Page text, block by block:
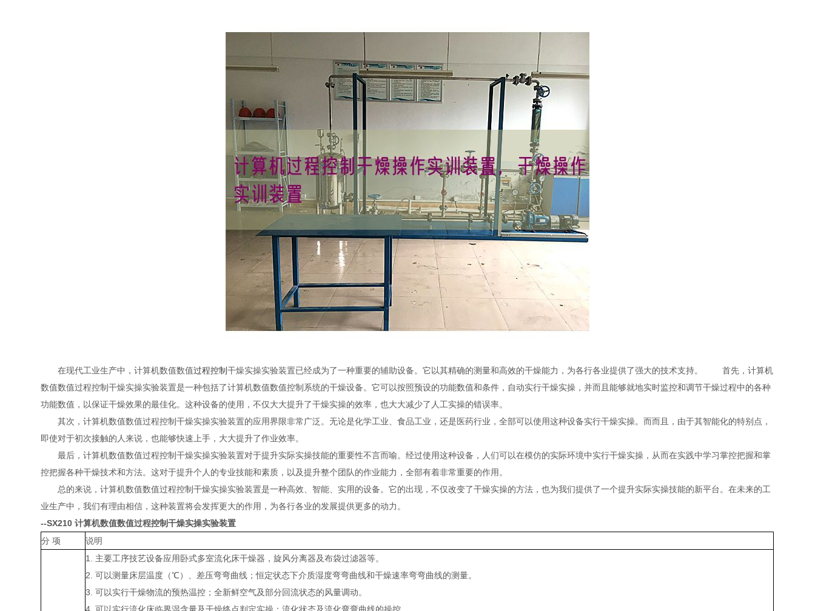
在现代工业生产中，计算机数值数值过程控制干燥实操实验装置已经成为了一种重要的辅助设备。它以其精确的测量和高效的干燥能力，为各行各业提供了强大的技术支持。
首先，计算机
数值数值过程控制干燥实操实验装置是一种包括了计算机数值数值控制系统的干燥设备。它可以按照预设的功能数值和条件，自动实行干燥实操，并而且能够就地实时监控和调节干燥过程中的各种
功能数值，以保证干燥效果的最佳化。这种设备的使用，不仅大大提升了干燥实操的效率，也大大减少了人工实操的错误率。
其次，计算机数值数值过程控制干燥实操实验装置的应用界限非常广泛。无论是化学工业、食品工业，还是医药行业，全部可以使用这种设备实行干燥实操。而而且，由于其智能化的特别点，
即使对于初次接触的人来说，也能够快速上手，大大提升了作业效率。
最后，计算机数值数值过程控制干燥实操实验装置对于提升实际实操技能的重要性不言而喻。经过使用这种设备，人们可以在模仿的实际环境中实行干燥实操，从而在实践中学习掌控把握和掌
控把握各种干燥技术和方法。这对于提升个人的专业技能和素质，以及提升整个团队的作业能力，全部有着非常重要的作用。
总的来说，计算机数值数值过程控制干燥实操实验装置是一种高效、智能、实用的设备。它的出现，不仅改变了干燥实操的方法，也为我们提供了一个提升实际实操技能的新平台。在未来的工
业生产中，我们有理由相信，这种装置将会发挥更大的作用，为各行各业的发展提供更多的动力。
--SX210计算机数值数值过程控制干燥实操实验装置
分 项
说明
1. 主要工序技艺设备应用卧式多室流化床干燥器，旋风分离器及布袋过滤器等。
2. 可以测量床层温度（℃）、差压弯弯曲线；恒定状态下介质湿度弯弯曲线和干燥速率弯弯曲线的测量。
3. 可以实行干燥物流的预热温控；全新鲜空气及部分回流状态的风量调动。